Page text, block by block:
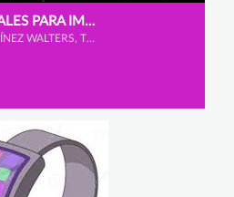
TECNOLOGÍAS DIGITALES PARA IMPULSAR LA CIUDADANÍA DIGITAL
Secundaria, CARLOS MARTÍNEZ WALTERS, TERESA YOHN MOINELO y CLARA VALENTINA DE LEÓN ÁVILA